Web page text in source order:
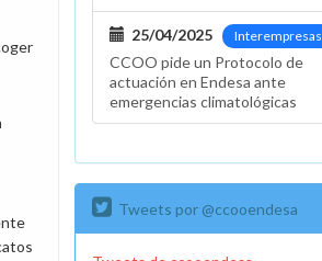
Interempresas
25/04/2025
CCOO pide un Protocolo de
actuación en Endesa ante
emergencias climatológicas
Tweets por @ccooendesa